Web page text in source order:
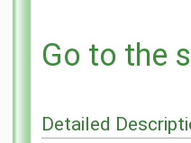
Go to the
Detailed